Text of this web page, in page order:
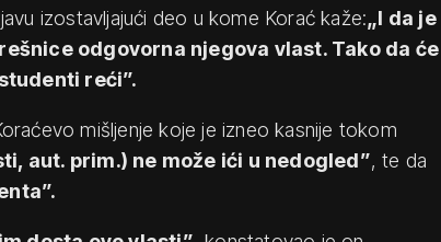
izostavljajući deo u kome Korać kaže:„I da je
odgovorna njegova vlast. Tako da će
reći”.
mišljenje koje je izneo kasnije tokom
aut. prim.) ne može ići u nedogled”, te da